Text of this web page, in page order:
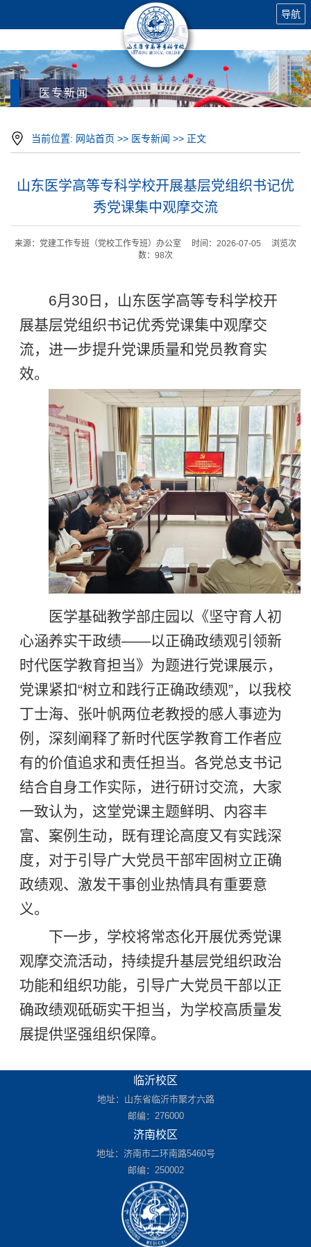
导航
医专新闻
当前位置: 网站首页 >> 医专新闻 >> 正文
山东医学高等专科学校开展基层党组织书记优
秀党课集中观摩交流
来源：党建工作专班（党校工作专班）办公室 时间：2026-07-05 浏览次
数： 98次
6月30日，山东医学高等专科学校开
展基层党组织书记优秀党课集中观摩交
流，进一步提升党课质量和党员教育实
效。
医学基础教学部庄园以《坚守育人初
心涵养实干政绩——以正确政绩观引领新
时代医学教育担当》为题进行党课展示，
党课紧扣“树立和践行正确政绩观”，以我校
丁士海、张叶帆两位老教授的感人事迹为
例，深刻阐释了新时代医学教育工作者应
有的价值追求和责任担当。各党总支书记
结合自身工作实际，进行研讨交流，大家
一致认为，这堂党课主题鲜明、内容丰
富、案例生动，既有理论高度又有实践深
度，对于引导广大党员干部牢固树立正确
政绩观、激发干事创业热情具有重要意
义。
下一步，学校将常态化开展优秀党课
观摩交流活动，持续提升基层党组织政治
功能和组织功能，引导广大党员干部以正
确政绩观砥砺实干担当，为学校高质量发
展提供坚强组织保障。
临沂校区
地址：山东省临沂市聚才六路
邮编：276000
济南校区
地址：济南市二环南路5460号
邮编：250002